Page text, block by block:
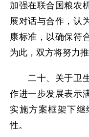
加强在联合国粮农
展对话与合作，认
康标准，以确保符
为此，双方将努力
二十、关于卫生
作进一步发展表示
实施方案框架下
性。